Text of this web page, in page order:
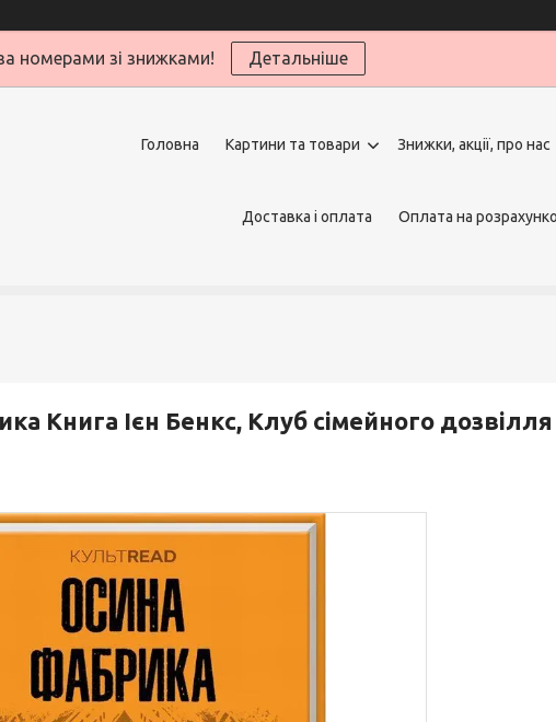
номерами зі знижками! Детальніше
Головна Картини та товари Знижки, акції, про нас
Доставка і оплата Оплата на
Книга Ієн Бенкс, Клуб сімейного